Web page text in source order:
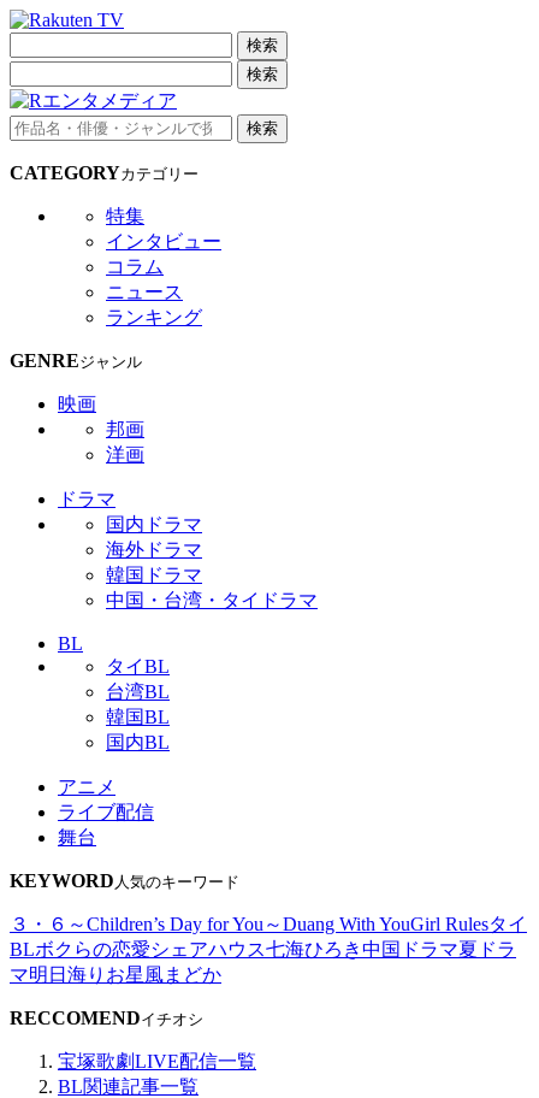
検索
検索
検索
CATEGORYカテゴリー
特集
インタビュー
コラム
ニュース
ランキング
GENREジャンル
映画
邦画
洋画
ドラマ
国内ドラマ
海外ドラマ
韓国ドラマ
中国・台湾・タイドラマ
BL
タイBL
台湾BL
韓国BL
国内BL
アニメ
ライブ配信
舞台
KEYWORD 人気のキーワード
３・６～Children’s Day for You～Duang With YouGirl Rulesタイ
BLボクらの恋愛シェアハウス七海ひろき中国ドラマ夏ドラ
マ明日海りお星風まどか
RECCOMENDイチオシ
宝塚歌劇LIVE配信一覧
BL関連記事一覧